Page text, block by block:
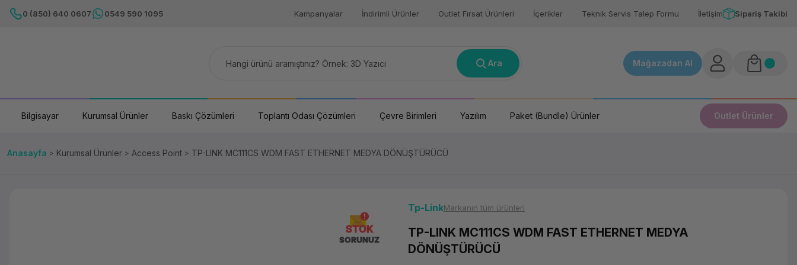
0 (850) 640 0607 0549 590 1095 Kampanyalar İndirimli Ürünler Outlet Fırsat Ürünleri İçerikler Teknik Servis Talep Formu İletişim Sipariş Takibi
Ara Mağazadan Al
Bilgisayar Kurumsal Ürünler Baskı Çözümleri Toplantı Odası Çözümleri Çevre Birimleri Yazılım Paket (Bundle) Ürünler Outlet Ürünler
Anasayfa Kurumsal Ürünler Access Point TP-LINK MC111CS WDM FAST ETHERNET MEDYA DÖNÜŞTÜRÜCÜ
STOK
SORUNUZ
Tp-LinkMarkanın tüm ürünleri
TP-LINK MC111CS WDM FAST ETHERNET MEDYA
DÖNÜŞTÜRÜCÜ